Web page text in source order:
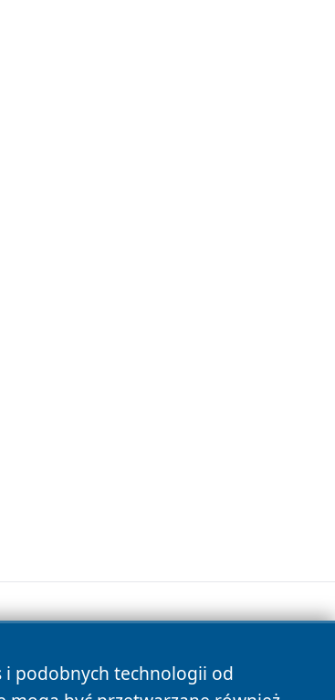
i podobnych technologii od